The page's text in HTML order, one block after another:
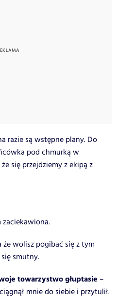
razie są wstępne plany. Do
pod chmurką w
się przejdziemy z ekipą z
zaciekawiona.
że wolisz pogibać się z tym
się smutny.
towarzystwo głuptasie –
mnie do siebie i przytulił.